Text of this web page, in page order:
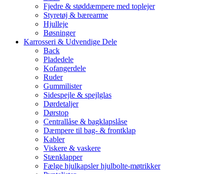
Fjedre & støddæmpere med toplejer
Styretøj & bærearme
Hjulleje
Bøsninger
Karrosseri & Udvendige Dele
Back
Pladedele
Kofangerdele
Ruder
Gummilister
Sidespejle & spejlglas
Dørdetaljer
Dørstop
Centrallåse & bagklapslåse
Dæmpere til bag- & frontklap
Kabler
Viskere & vaskere
Stænklapper
Fælge hjulkapsler hjulbolte-møtrikker